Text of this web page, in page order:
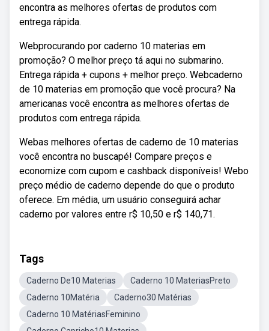
encontra as melhores ofertas de produtos com
entrega rápida.
Webprocurando por caderno 10 materias em
promoção? O melhor preço tá aqui no submarino.
Entrega rápida + cupons + melhor preço. Webcaderno
de 10 materias em promoção que você procura? Na
americanas você encontra as melhores ofertas de
produtos com entrega rápida.
Webas melhores ofertas de caderno de 10 materias
você encontra no buscapé! Compare preços e
economize com cupom e cashback disponíveis! Webo
preço médio de caderno depende do que o produto
oferece. Em média, um usuário conseguirá achar
caderno por valores entre r$ 10,50 e r$ 140,71.
Tags
Caderno De10 Materias
Caderno 10 MateriasPreto
Caderno 10Matéria
Caderno30 Matérias
Caderno 10 MatériasFeminino